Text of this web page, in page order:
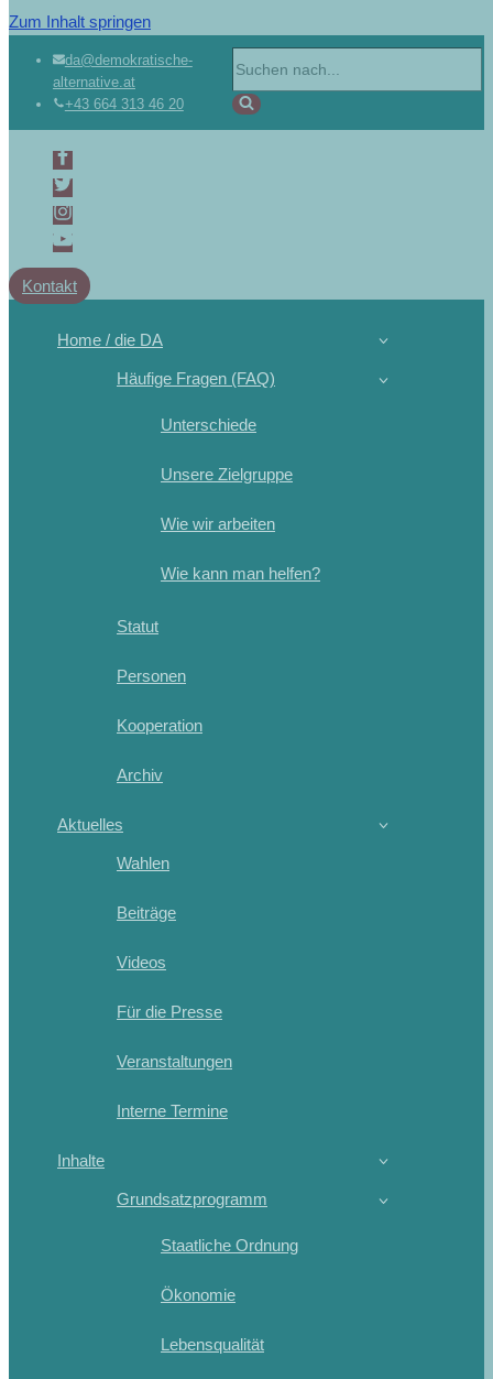
Zum Inhalt springen
da@demokratische-
alternative.at
+43 664 313 46 20
Kontakt
Home / die DA
Häufige Fragen (FAQ)
Unterschiede
Unsere Zielgruppe
Wie wir arbeiten
Wie kann man helfen?
Statut
Personen
Kooperation
Archiv
Aktuelles
Wahlen
Beiträge
Videos
Für die Presse
Veranstaltungen
Interne Termine
Inhalte
Grundsatzprogramm
Staatliche Ordnung
Ökonomie
Lebensqualität